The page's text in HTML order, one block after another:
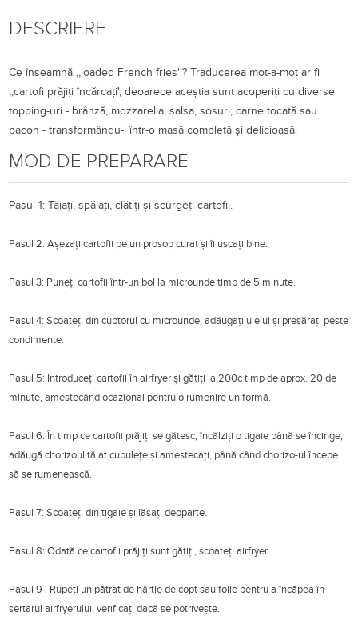
DESCRIERE
Ce înseamnă ,,loaded French fries''? Traducerea mot-a-mot ar fi
,,cartofi prăjiți încărcați', deoarece aceștia sunt acoperiți cu diverse
topping-uri - brânză, mozzarella, salsa, sosuri, carne tocată sau
bacon - transformându-i într-o masă completă și delicioasă.
MOD DE PREPARARE
Pasul 1: Tăiați, spălați, clătiți și scurgeți cartofii.
Pasul 2: Așezați cartofii pe un prosop curat și îi uscați bine.
Pasul 3: Puneți cartofii într-un bol la microunde timp de 5 minute.
Pasul 4: Scoateți din cuptorul cu microunde, adăugați uleiul și presărați peste
condimente.
Pasul 5: Introduceți cartofii în airfryer și gătiți la 200c timp de aprox. 20 de
minute, amestecând ocazional pentru o rumenire uniformă.
Pasul 6: În timp ce cartofii prăjiți se gătesc, încălziți o tigaie până se încinge,
adăugă chorizoul tăiat cubulețe și amestecați, până când chorizo-ul începe
să se rumenească.
Pasul 7: Scoateți din tigaie și lăsați deoparte.
Pasul 8: Odată ce cartofii prăjiți sunt gătiți, scoateți airfryer.
Pasul 9 : Rupeți un pătrat de hârtie de copt sau folie pentru a încăpea în
sertarul airfryerului, verificați dacă se potrivește.